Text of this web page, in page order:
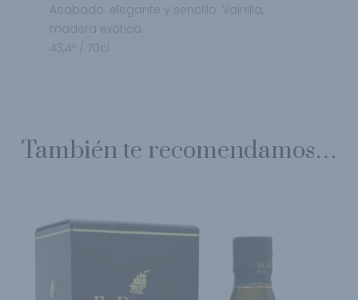
Acabado: elegante y sencillo. Vainilla,
madera exótica.
43,4º / 70cl
También te recomendamos…